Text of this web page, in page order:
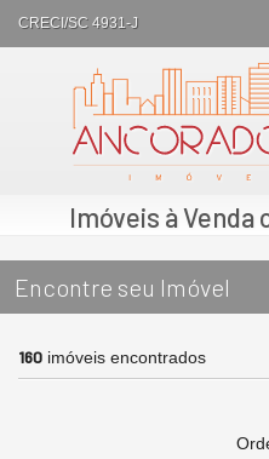
CRECI/SC 4931-J
Imóveis à
Encontre seu Imóvel
160 imóveis encontrados